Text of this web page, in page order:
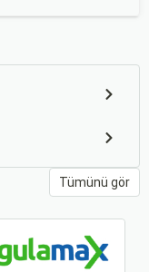
Tümünü gör